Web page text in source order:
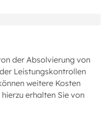
der Absolvierung von
Leistungskontrollen
weitere Kosten
erhalten Sie von